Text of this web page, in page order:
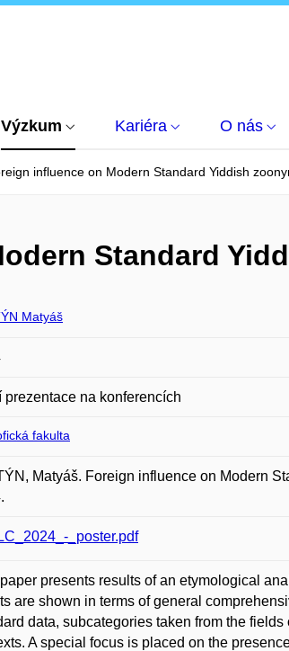
Výzkum Kariéra O nás
influence on Modern Standard Yiddish
Standard
Matyáš
prezentace na konferencích
fakulta
Matyáš. Foreign influence on Modern
_poster.pdf
presents results of an etymological
are shown in terms of general
data, subcategories taken from the
A special focus is placed on the